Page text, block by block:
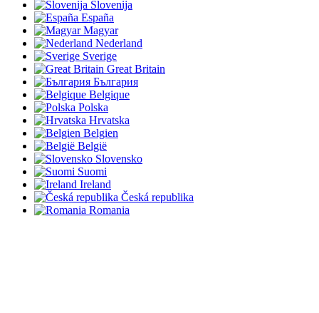
Slovenija
España
Magyar
Nederland
Sverige
Great Britain
България
Belgique
Polska
Hrvatska
Belgien
België
Slovensko
Suomi
Ireland
Česká republika
Romania